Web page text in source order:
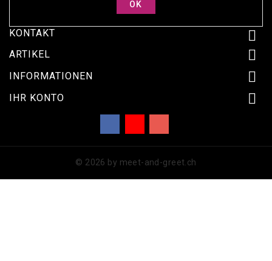
KONTAKT 
ARTIKEL 
INFORMATIONEN 
IHR KONTO 
© 2026 by meet-and-greet.ch